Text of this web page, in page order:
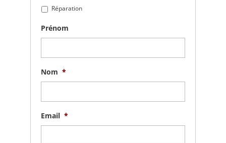
Réparation
Prénom
Nom *
Email *